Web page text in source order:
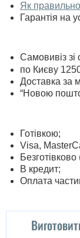
Як правильно
Гарантія на
Самовивіз зі
по Києву
Доставка за
“Новою
Готівкою;
Visa,
В кредит;
Оплата